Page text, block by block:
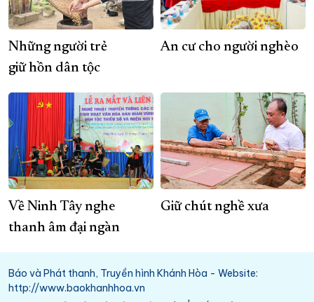
Những người trẻ
giữ hồn dân tộc
An cư cho người nghèo
Về Ninh Tây nghe
thanh âm đại ngàn
Giữ chút nghề xưa
Báo và Phát thanh, Truyền hình Khánh Hòa - Website:
http://www.baokhanhhoa.vn